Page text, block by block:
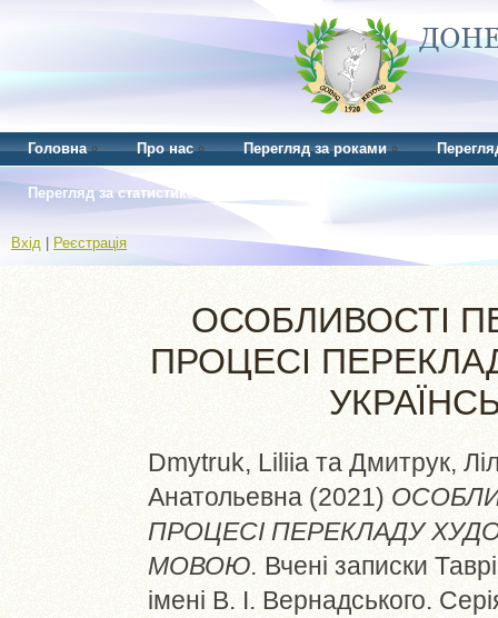
Головна Про нас Перегляд за роками
Перегляд за статистикою
Вхід Реєстрація
ОСОБЛИВОСТІ
ПРОЦЕСІ
Dmytruk, Liliia та Дмитрук,
Анатольевна (2021)
ПРОЦЕСІ ПЕРЕКЛАДУ
МОВОЮ. Вчені записки
імені В. І. Вернадського.